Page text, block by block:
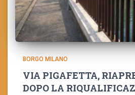
BORGO MILANO
VIA PIGAFETTA,
DOPO LA